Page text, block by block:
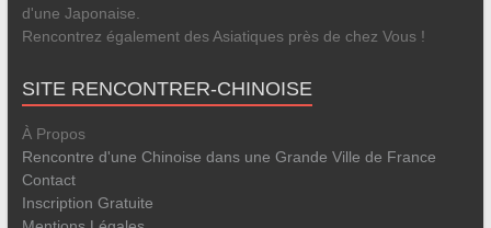
d'une Japonaise.
Rencontrez également des Asiatiques près de chez Vous !
SITE RENCONTRER-CHINOISE
À Propos
Rencontre d'une Chinoise dans une Grande Ville de France
Contact
Inscription Gratuite